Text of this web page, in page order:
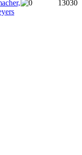
13030